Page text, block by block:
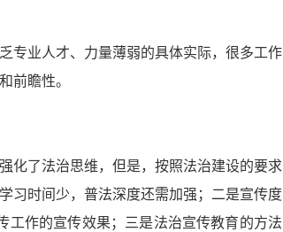
专业人才、力量薄弱的具体实际，很多工作
前瞻性。
化了法治思维，但是，按照法治建设的要求
习时间少，普法深度还需加强；二是宣传度
工作的宣传效果；三是法治宣传教育的方法